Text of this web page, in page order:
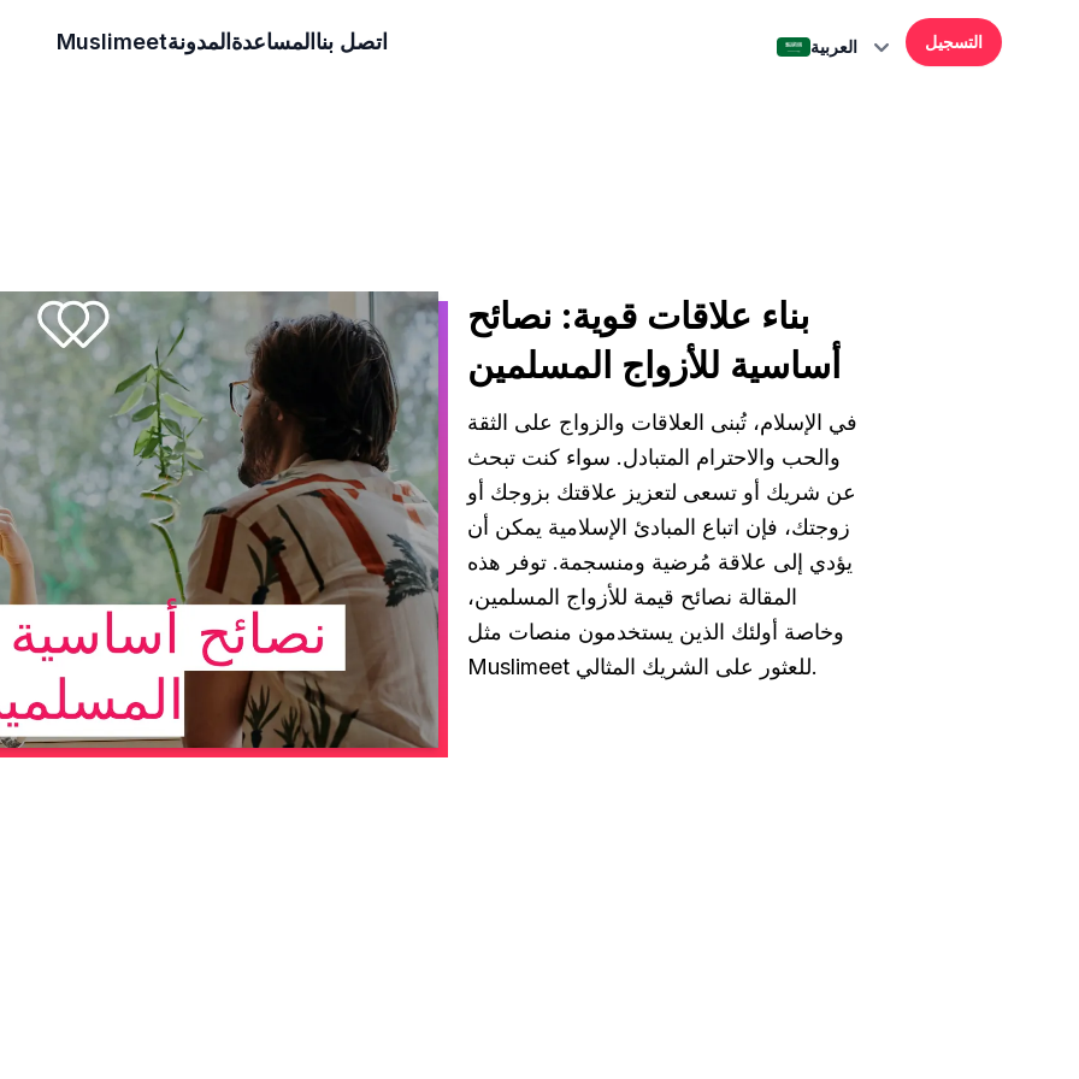
Muslimeetالمدونة المساعدة اتصل بنا العربية التسجيل
بناء علاقات قوية: نصائح
أساسية للأزواج المسلمين
في الإسلام، تُبنى العلاقات والزواج على الثقة
والحب والاحترام المتبادل. سواء كنت تبحث
عن شريك أو تسعى لتعزيز علاقتك بزوجك أو
زوجتك، فإن اتباع المبادئ الإسلامية يمكن أن
يؤدي إلى علاقة مُرضية ومنسجمة. توفر هذه
المقالة نصائح قيمة للأزواج المسلمين،
وخاصة أولئك الذين يستخدمون منصات مثل
Muslimeet للعثور على الشريك المثالي.